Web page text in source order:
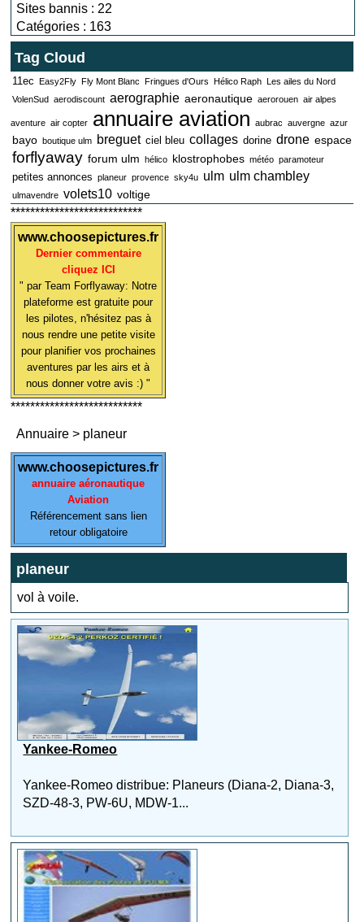
Sites bannis : 22
Catégories : 163
Tag Cloud
11ec Easy2Fly Fly Mont Blanc Fringues d'Ours Hélico Raph Les ailes du Nord
VolenSud aerodiscount aerographie aeronautique aerorouen air alpes
aventure air copter annuaire aviation aubrac auvergne azur
bayo boutique ulm breguet ciel bleu collages dorine drone espace
forflyaway forum ulm hélico klostrophobes météo paramoteur
petites annonces planeur provence sky4u ulm ulm chambley
ulmavendre volets10 voltige
***************************
www.choosepictures.fr
Dernier commentaire
cliquez ICI
" par Team Forflyaway: Notre
plateforme est gratuite pour
les pilotes, n'hésitez pas à
nous rendre une petite visite
pour planifier vos prochaines
aventures par les airs et à
nous donner votre avis :) "
***************************
Annuaire > planeur
www.choosepictures.fr
annuaire aéronautique
Aviation
Référencement sans lien
retour obligatoire
planeur
vol à voile.
Yankee-Romeo
Yankee-Romeo distribue: Planeurs (Diana-2, Diana-3,
SZD-48-3, PW-6U, MDW-1...